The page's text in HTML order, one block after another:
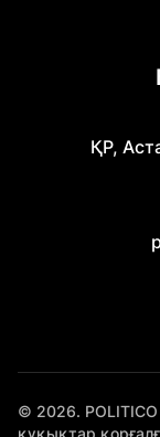
ҚР,
© 2026.
құқықтар